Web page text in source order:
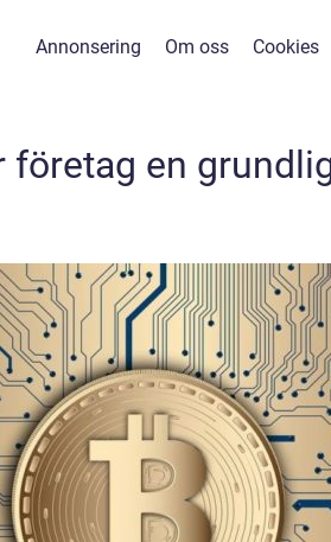
Annonsering Om oss Cookies
företag en